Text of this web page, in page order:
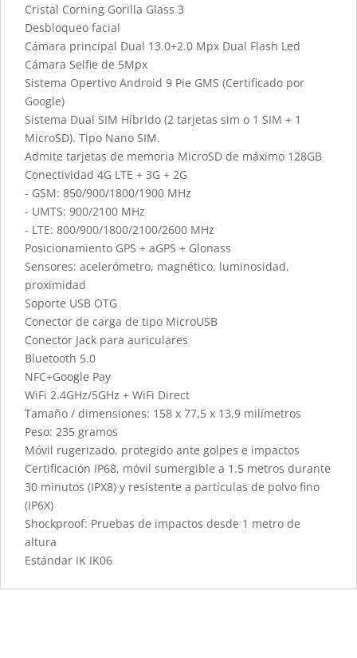
Cristal Corning Gorilla Glass 3
Desbloqueo facial
Cámara principal Dual 13.0+2.0 Mpx Dual Flash Led
Cámara Selfie de 5Mpx
Sistema Opertivo Android 9 Pie GMS (Certificado por
Google)
Sistema Dual SIM Híbrido (2 tarjetas sim o 1 SIM + 1
MicroSD). Tipo Nano SIM.
Admite tarjetas de memoria MicroSD de máximo 128GB
Conectividad 4G LTE + 3G + 2G
- GSM: 850/900/1800/1900 MHz
- UMTS: 900/2100 MHz
- LTE: 800/900/1800/2100/2600 MHz
Posicionamiento GPS + aGPS + Glonass
Sensores: acelerómetro, magnético, luminosidad,
proximidad
Soporte USB OTG
Conector de carga de tipo MicroUSB
Conector Jack para auriculares
Bluetooth 5.0
NFC+Google Pay
WiFi 2.4GHz/5GHz + WiFi Direct
Tamaño / dimensiones: 158 x 77,5 x 13,9 milímetros
Peso: 235 gramos
Móvil rugerizado, protegido ante golpes e impactos
Certificación IP68, móvil sumergible a 1.5 metros durante
30 minutos (IPX8) y resistente a partículas de polvo fino
(IP6X)
Shockproof: Pruebas de impactos desde 1 metro de
altura
Estándar IK IK06